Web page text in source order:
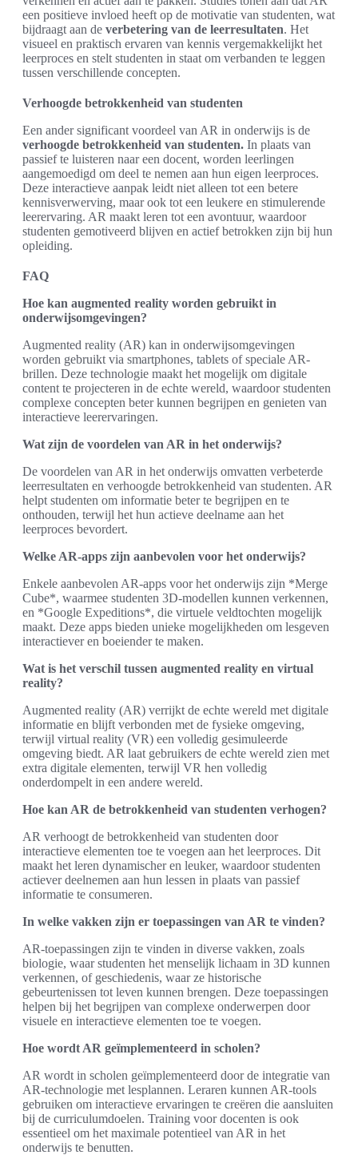
een positieve invloed heeft op de motivatie van studenten, wat
bijdraagt aan de verbetering van de leerresultaten. Het
visueel en praktisch ervaren van kennis vergemakkelijkt het
leerproces en stelt studenten in staat om verbanden te leggen
tussen verschillende concepten.
Verhoogde betrokkenheid van studenten
Een ander significant voordeel van AR in onderwijs is de
verhoogde betrokkenheid van studenten. In plaats van
passief te luisteren naar een docent, worden leerlingen
aangemoedigd om deel te nemen aan hun eigen leerproces.
Deze interactieve aanpak leidt niet alleen tot een betere
kennisverwerving, maar ook tot een leukere en stimulerende
leerervaring. AR maakt leren tot een avontuur, waardoor
studenten gemotiveerd blijven en actief betrokken zijn bij hun
opleiding.
FAQ
Hoe kan augmented reality worden gebruikt in
onderwijsomgevingen?
Augmented reality (AR) kan in onderwijsomgevingen
worden gebruikt via smartphones, tablets of speciale AR-
brillen. Deze technologie maakt het mogelijk om digitale
content te projecteren in de echte wereld, waardoor studenten
complexe concepten beter kunnen begrijpen en genieten van
interactieve leerervaringen.
Wat zijn de voordelen van AR in het onderwijs?
De voordelen van AR in het onderwijs omvatten verbeterde
leerresultaten en verhoogde betrokkenheid van studenten. AR
helpt studenten om informatie beter te begrijpen en te
onthouden, terwijl het hun actieve deelname aan het
leerproces bevordert.
Welke AR-apps zijn aanbevolen voor het onderwijs?
Enkele aanbevolen AR-apps voor het onderwijs zijn *Merge
Cube*, waarmee studenten 3D-modellen kunnen verkennen,
en *Google Expeditions*, die virtuele veldtochten mogelijk
maakt. Deze apps bieden unieke mogelijkheden om lesgeven
interactiever en boeiender te maken.
Wat is het verschil tussen augmented reality en virtual
reality?
Augmented reality (AR) verrijkt de echte wereld met digitale
informatie en blijft verbonden met de fysieke omgeving,
terwijl virtual reality (VR) een volledig gesimuleerde
omgeving biedt. AR laat gebruikers de echte wereld zien met
extra digitale elementen, terwijl VR hen volledig
onderdompelt in een andere wereld.
Hoe kan AR de betrokkenheid van studenten verhogen?
AR verhoogt de betrokkenheid van studenten door
interactieve elementen toe te voegen aan het leerproces. Dit
maakt het leren dynamischer en leuker, waardoor studenten
actiever deelnemen aan hun lessen in plaats van passief
informatie te consumeren.
In welke vakken zijn er toepassingen van AR te vinden?
AR-toepassingen zijn te vinden in diverse vakken, zoals
biologie, waar studenten het menselijk lichaam in 3D kunnen
verkennen, of geschiedenis, waar ze historische
gebeurtenissen tot leven kunnen brengen. Deze toepassingen
helpen bij het begrijpen van complexe onderwerpen door
visuele en interactieve elementen toe te voegen.
Hoe wordt AR geïmplementeerd in scholen?
AR wordt in scholen geïmplementeerd door de integratie van
AR-technologie met lesplannen. Leraren kunnen AR-tools
gebruiken om interactieve ervaringen te creëren die aansluiten
bij de curriculumdoelen. Training voor docenten is ook
essentieel om het maximale potentieel van AR in het
onderwijs te benutten.